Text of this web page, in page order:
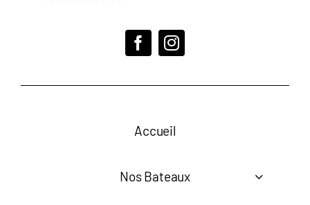
Accueil
Nos Bateaux